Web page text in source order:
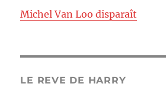
Michel Van Loo disparaît
LE REVE DE HARRY